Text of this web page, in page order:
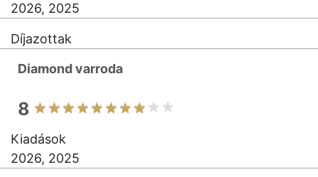
2026, 2025
Díjazottak
Diamond varroda
8
Kiadások
2026, 2025